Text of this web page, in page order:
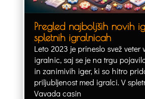
Pregled najboljših novih
spletnih igralnicah
Leto 2023 je prineslo svež veter
igralnic, saj se je na trgu
in zanimivih iger, ki so hitro
priljubljenost med igralci. V
Vavada casin